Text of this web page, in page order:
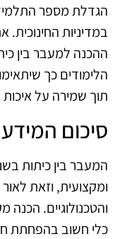
הגדלת מספר
במדיניות החינוכית.
ההכנה למעבר בין
הלימודים כך
תוך שמירה על
סיכום
ומקצועית, וזאת
והטכנולוגיים. הכנה
כלי חשוב בהפחתת